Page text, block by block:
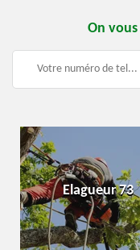
On
Elagueur 73